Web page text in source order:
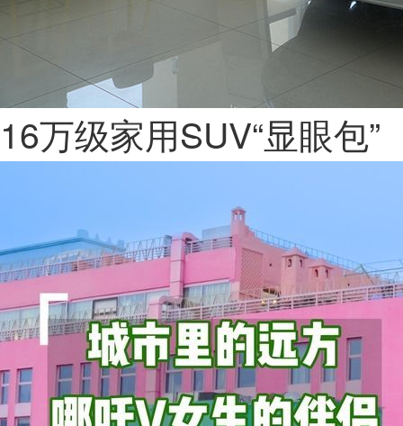
16万级家用SUV“显眼包”